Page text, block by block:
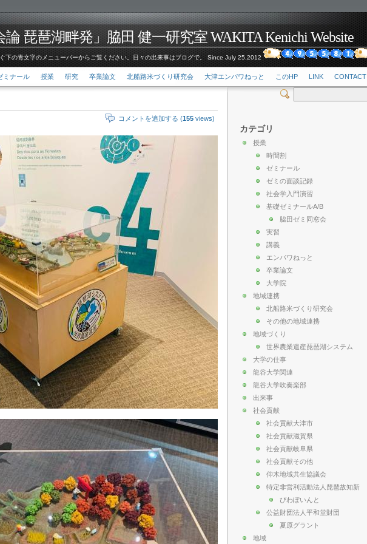
論 琵琶湖畔発」脇田 健一研究室 WAKITA Kenichi Website
下の青文字のメニューバーからご覧ください。日々の出来事はブログで。 Since July 25,2012
ミナール 授業 研究 卒業論文 北船路米づくり研究会 大津エンパワねっと このHP LINK CONTACT
コメントを追加する (155 views)
カテゴリ
授業
時間割
ゼミナール
ゼミの面談記録
社会学入門演習
基礎ゼミナールA/B
脇田ゼミ同窓会
実習
講義
エンパワねっと
卒業論文
大学院
地域連携
北船路米づくり研究会
その他の地域連携
地域づくり
世界農業遺産琵琶湖システム
大学の仕事
龍谷大学関連
龍谷大学吹奏楽部
出来事
社会貢献
社会貢献大津市
社会貢献滋賀県
社会貢献岐阜県
社会貢献その他
仰木地域共生協議会
特定非営利活動法人琵琶故知新
びわぽいんと
公益財団法人平和堂財団
夏原グラント
地域